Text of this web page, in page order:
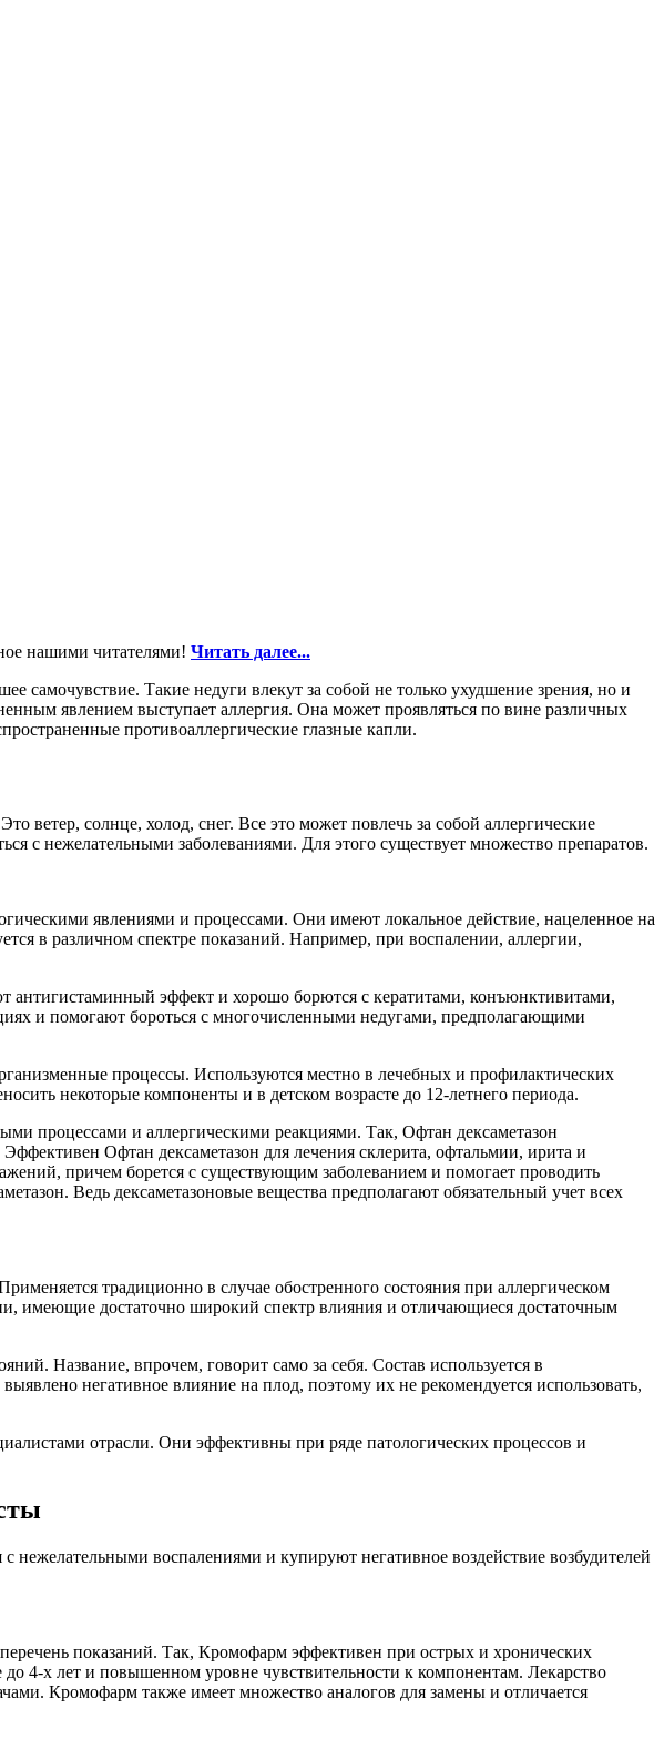
нашими читателями! Читать далее...
Такие недуги влекут за собой не только ухудшение зрения, но и
явлением выступает аллергия. Она может проявляться по вине различных
противоаллергические глазные капли.
ветер, солнце, холод, снег. Все это может повлечь за собой аллергические
с нежелательными заболеваниями. Для этого существует множество препаратов.
явлениями и процессами. Они имеют локальное действие, нацеленное на
в различном спектре показаний. Например, при воспалении, аллергии,
антигистаминный эффект и хорошо борются с кератитами, конъюнктивитами,
и помогают бороться с многочисленными недугами, предполагающими
процессы. Используются местно в лечебных и профилактических
некоторые компоненты и в детском возрасте до 12-летнего периода.
процессами и аллергическими реакциями. Так, Офтан дексаметазон
Офтан дексаметазон для лечения склерита, офтальмии, ирита и
причем борется с существующим заболеванием и помогает проводить
Ведь дексаметазоновые вещества предполагают обязательный учет всех
традиционно в случае обостренного состояния при аллергическом
имеющие достаточно широкий спектр влияния и отличающиеся достаточным
Название, впрочем, говорит само за себя. Состав используется в
негативное влияние на плод, поэтому их не рекомендуется использовать,
отрасли. Они эффективны при ряде патологических процессов и
воспалениями и купируют негативное воздействие возбудителей
показаний. Так, Кромофарм эффективен при острых и хронических
4-х лет и повышенном уровне чувствительности к компонентам. Лекарство
Кромофарм также имеет множество аналогов для замены и отличается